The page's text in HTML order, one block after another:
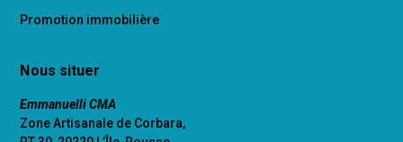
Promotion immobilière
Nous situer
Emmanuelli CMA
Zone Artisanale de Corbara,